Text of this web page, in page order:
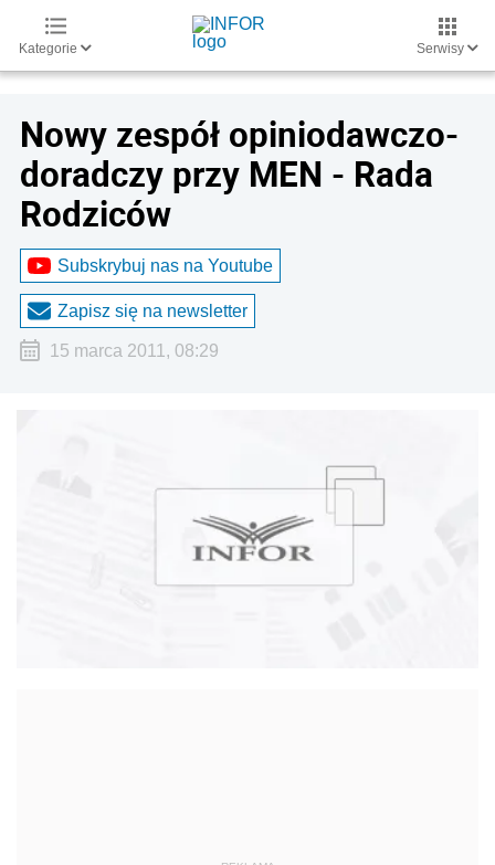
Kategorie Serwisy
Nowy zespół opiniodawczo-
doradczy przy MEN - Rada
Rodziców
Subskrybuj nas na Youtube
Zapisz się na newsletter
15 marca 2011, 08:29